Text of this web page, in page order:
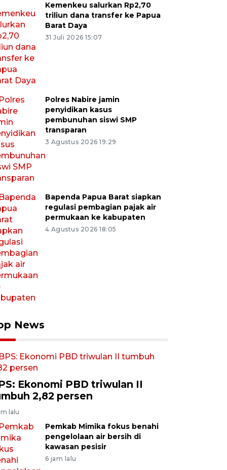
Kemenkeu salurkan Rp2,70
triliun dana transfer ke Papua
Barat Daya
31 Juli 2026 15:07
Polres Nabire jamin
penyidikan kasus
pembunuhan siswi SMP
transparan
3 Agustus 2026 19:29
Bapenda Papua Barat siapkan
regulasi pembagian pajak air
permukaan ke kabupaten
4 Agustus 2026 18:05
News
Ekonomi PBD triwulan II
2,82 persen
lalu
Pemkab Mimika fokus benahi
pengelolaan air bersih di
kawasan pesisir
6 jam lalu